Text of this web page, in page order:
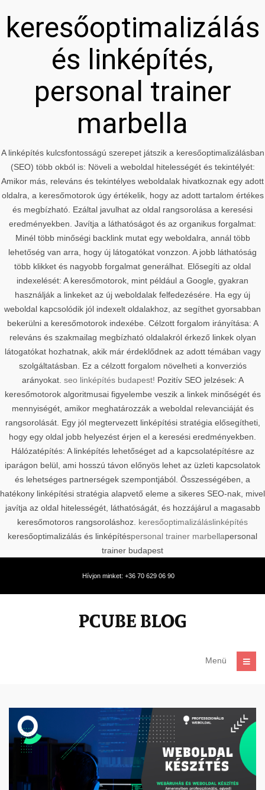
keresőoptimalizálás
és linképítés,
personal trainer
marbella
A linképítés kulcsfontosságú szerepet játszik a keresőoptimalizálásban
(SEO) több okból is: Növeli a weboldal hitelességét és tekintélyét:
Amikor más, releváns és tekintélyes weboldalak hivatkoznak egy adott
oldalra, a keresőmotorok úgy értékelik, hogy az adott tartalom értékes
és megbízható. Ezáltal javulhat az oldal rangsorolása a keresési
eredményekben. Javítja a láthatóságot és az organikus forgalmat:
Minél több minőségi backlink mutat egy weboldalra, annál több
lehetőség van arra, hogy új látogatókat vonzzon. A jobb láthatóság
több klikket és nagyobb forgalmat generálhat. Elősegíti az oldal
indexelését: A keresőmotorok, mint például a Google, gyakran
használják a linkeket az új weboldalak felfedezésére. Ha egy új
weboldal kapcsolódik jól indexelt oldalakhoz, az segíthet gyorsabban
bekerülni a keresőmotorok indexébe. Célzott forgalom irányítása: A
releváns és szakmailag megbízható oldalakról érkező linkek olyan
látogatókat hozhatnak, akik már érdeklődnek az adott témában vagy
szolgáltatásban. Ez a célzott forgalom növelheti a konverziós
arányokat. seo linképítés budapest! Pozitív SEO jelzések: A
keresőmotorok algoritmusai figyelembe veszik a linkek minőségét és
mennyiségét, amikor meghatározzák a weboldal relevanciáját és
rangsorolását. Egy jól megtervezett linképítési stratégia elősegítheti,
hogy egy oldal jobb helyezést érjen el a keresési eredményekben.
Hálózatépítés: A linképítés lehetőséget ad a kapcsolatépítésre az
iparágon belül, ami hosszú távon előnyös lehet az üzleti kapcsolatok
és lehetséges partnerségek szempontjából. Összességében, a
hatékony linképítési stratégia alapvető eleme a sikeres SEO-nak, mivel
javítja az oldal hitelességét, láthatóságát, és hozzájárul a magasabb
keresőmotoros rangsoroláshoz. keresőoptimalizáláslinképítés
keresőoptimalizálás és linképítéspersonal trainer marbellapersonal
trainer budapest
Hívjon minket: +36 70 629 06 90
Menü